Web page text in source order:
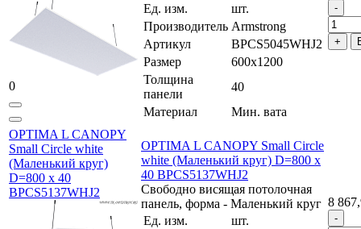
0
Ед. изм.
шт.
Производитель Armstrong
Артикул
BPCS5045WHJ2
Размер
600x1200
Толщина
панели
40
Материал
Мин. вата
OPTIMA L CANOPY
Small Circle white
(Маленький круг)
D=800 x 40
BPCS5137WHJ2
OPTIMA L CANOPY Small Circle
white (Маленький круг) D=800 x
40 BPCS5137WHJ2
Свободно висящая потолочная
панель, форма - Маленький круг
Ед. изм.
шт.
8